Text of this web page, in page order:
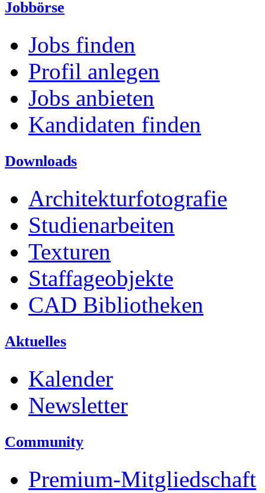
Jobbörse
Jobs finden
Profil anlegen
Jobs anbieten
Kandidaten finden
Downloads
Architekturfotografie
Studienarbeiten
Texturen
Staffageobjekte
CAD Bibliotheken
Aktuelles
Kalender
Newsletter
Community
Premium-Mitgliedschaft